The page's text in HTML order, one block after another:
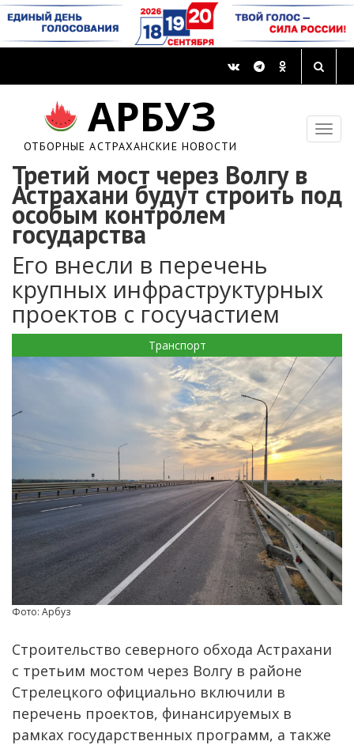
АРБУЗ
ОТБОРНЫЕ АСТРАХАНСКИЕ НОВОСТИ
Третий мост через Волгу в
Астрахани будут строить под
особым контролем
государства
Его внесли в перечень
крупных инфраструктурных
проектов с госучастием
Транспорт
Фото: Арбуз
Строительство северного обхода Астрахани
с третьим мостом через Волгу в районе
Стрелецкого официально включили в
перечень проектов, финансируемых в
рамках государственных программ, а также